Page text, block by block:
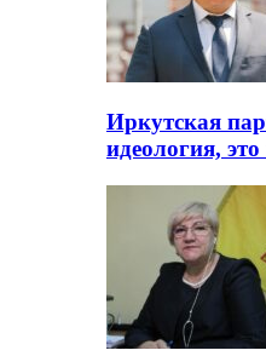
Иркутская
идеология,